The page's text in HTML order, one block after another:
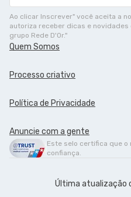
Ao clicar Inscrever" você aceita a
autoriza receber dicas e novidades
grupo Rede D'Or."
Quem Somos
Processo criativo
Política de Privacidade
Anuncie com a gente
Este selo certifica que
confiança.
Última